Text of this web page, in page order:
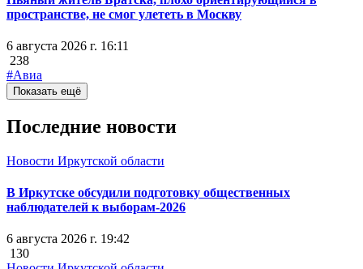
пространстве, не смог улететь в Москву
6 августа 2026 г. 16:11
238
#Авиа
Показать ещё
Последние новости
Новости Иркутской области
В Иркутске обсудили подготовку общественных
наблюдателей к выборам-2026
6 августа 2026 г. 19:42
130